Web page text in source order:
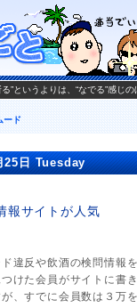
というよりは、“なでる”感じ
ード
25日 Tuesday
報サイトが人気
違反や飲酒の検問情報
けた会員がサイトに書
、すでに会員数は３万